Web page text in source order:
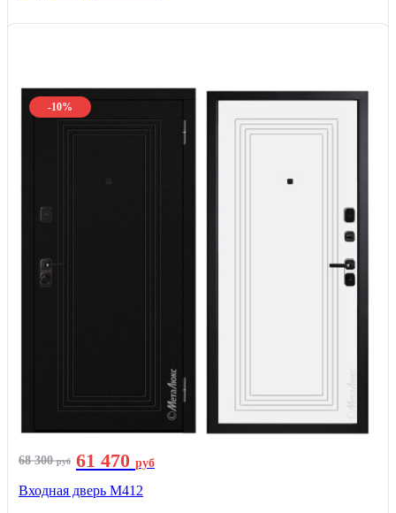
-10%
68 300руб 61 470 руб
Входная дверь М412